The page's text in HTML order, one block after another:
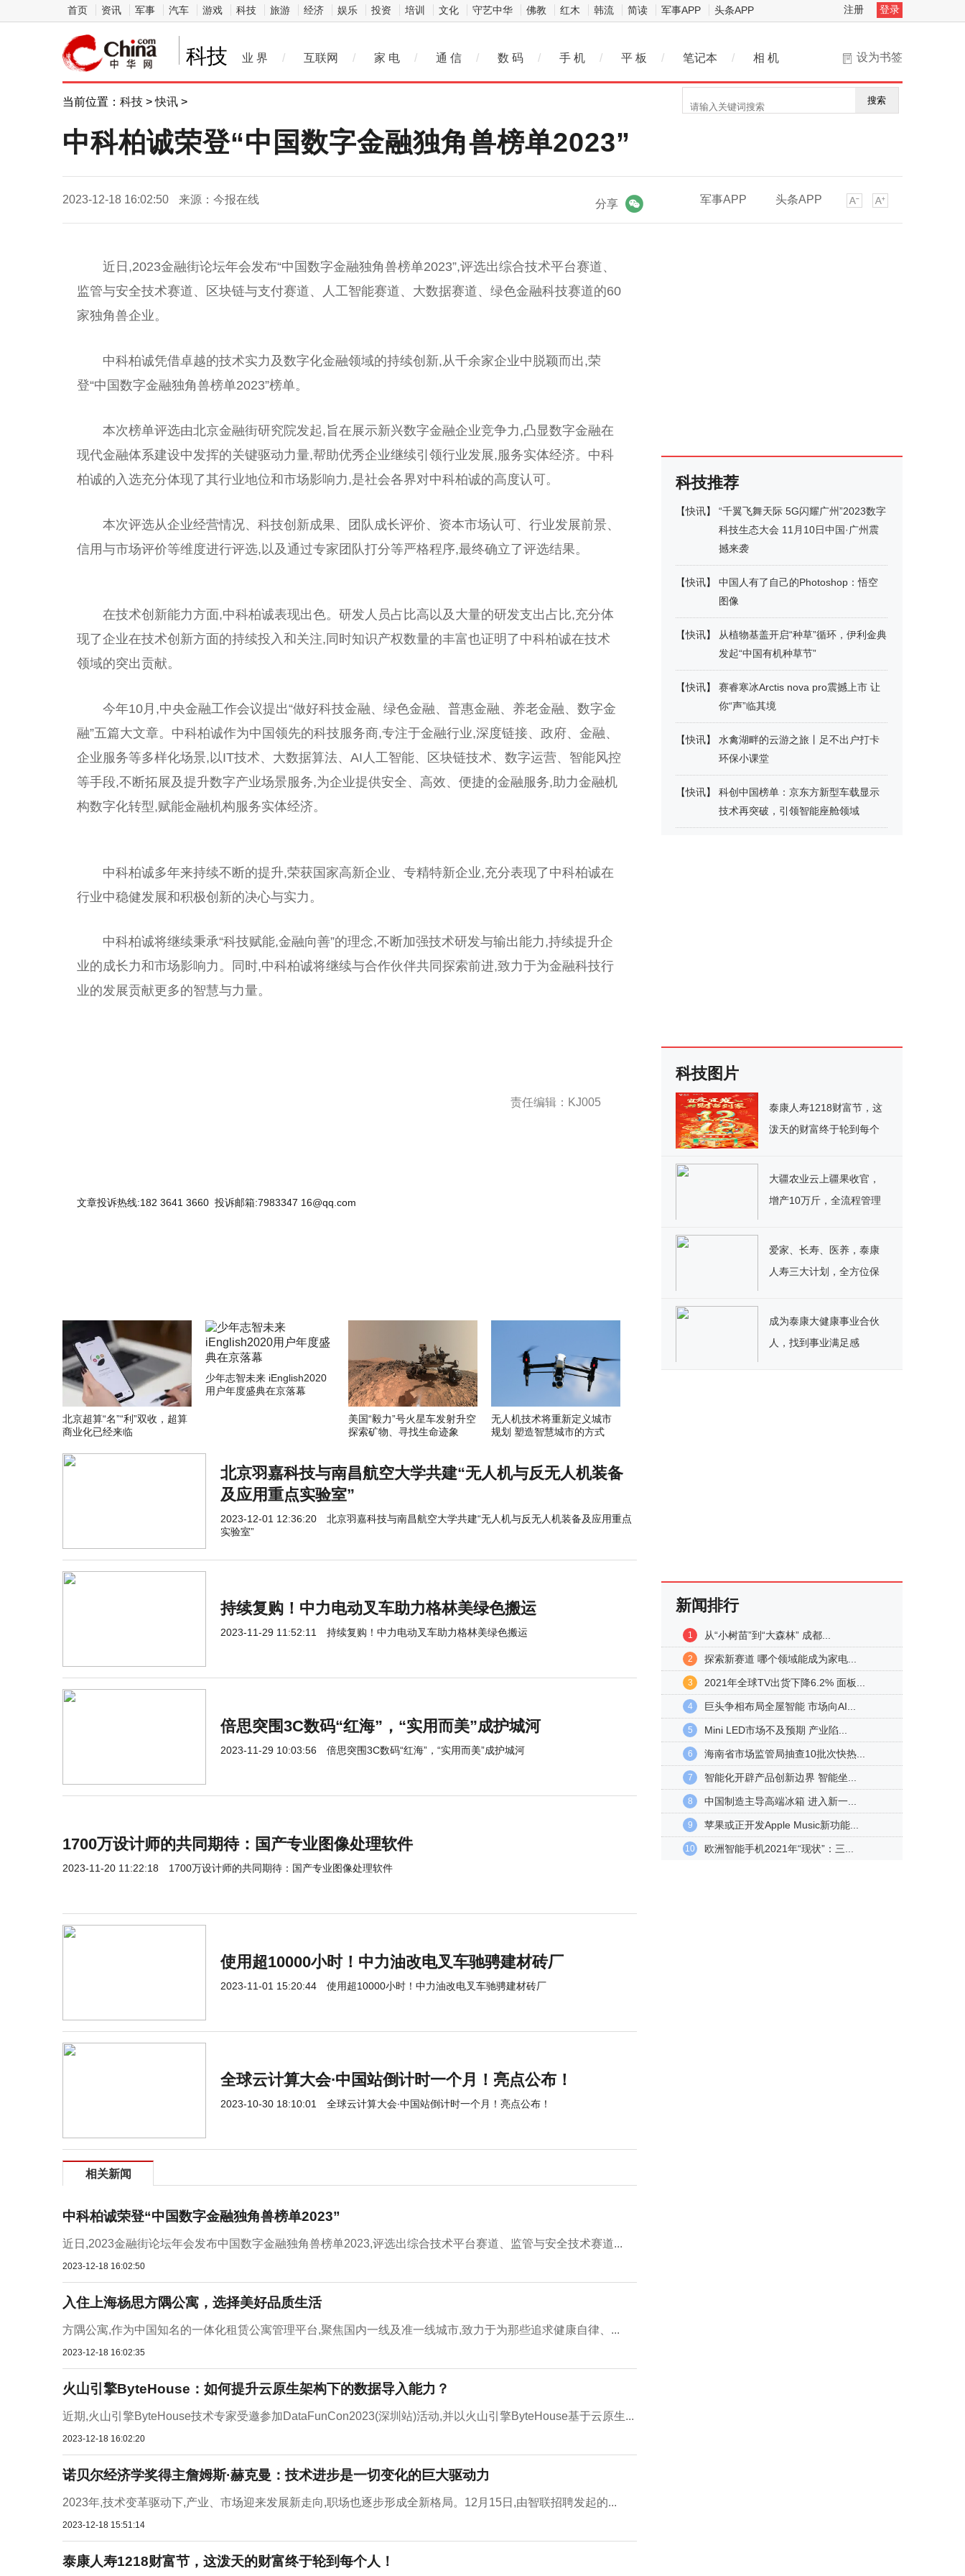
首页 资讯 军事 汽车 游戏 科技 旅游 经济 娱乐 投资 培训 文化 守艺中华 佛教 红木 韩流 简读 军事APP 头条APP 注册 登录
科技 设为书签
业 界 / 互联网 / 家 电 / 通 信 / 数 码 / 手 机 / 平 板 / 笔记本 / 相 机
当前位置： 科技 >快讯 > 搜索
中科柏诚荣登“中国数字金融独角兽榜单2023”
2023-12-18 16:02:50 来源：今报在线 军事APP 头条APP
分享
近日,2023金融街论坛年会发布“中国数字金融独角兽榜单2023”,评选出综合技术平台赛道、
监管与安全技术赛道、区块链与支付赛道、人工智能赛道、大数据赛道、绿色金融科技赛道的60
家独角兽企业。
中科柏诚凭借卓越的技术实力及数字化金融领域的持续创新,从千余家企业中脱颖而出,荣
登“中国数字金融独角兽榜单2023”榜单。
本次榜单评选由北京金融街研究院发起,旨在展示新兴数字金融企业竞争力,凸显数字金融在
现代金融体系建设中发挥的关键驱动力量,帮助优秀企业继续引领行业发展,服务实体经济。中科
柏诚的入选充分体现了其行业地位和市场影响力,是社会各界对中科柏诚的高度认可。
本次评选从企业经营情况、科技创新成果、团队成长评价、资本市场认可、行业发展前景、
信用与市场评价等维度进行评选,以及通过专家团队打分等严格程序,最终确立了评选结果。
在技术创新能力方面,中科柏诚表现出色。研发人员占比高以及大量的研发支出占比,充分体
现了企业在技术创新方面的持续投入和关注,同时知识产权数量的丰富也证明了中科柏诚在技术
领域的突出贡献。
今年10月,中央金融工作会议提出“做好科技金融、绿色金融、普惠金融、养老金融、数字金
融”五篇大文章。中科柏诚作为中国领先的科技服务商,专注于金融行业,深度链接、政府、金融、
企业服务等多样化场景,以IT技术、大数据算法、AI人工智能、区块链技术、数字运营、智能风控
等手段,不断拓展及提升数字产业场景服务,为企业提供安全、高效、便捷的金融服务,助力金融机
构数字化转型,赋能金融机构服务实体经济。
中科柏诚多年来持续不断的提升,荣获国家高新企业、专精特新企业,充分表现了中科柏诚在
行业中稳健发展和积极创新的决心与实力。
中科柏诚将继续秉承“科技赋能,金融向善”的理念,不断加强技术研发与输出能力,持续提升企
业的成长力和市场影响力。同时,中科柏诚将继续与合作伙伴共同探索前进,致力于为金融科技行
业的发展贡献更多的智慧与力量。
责任编辑：KJ005
文章投诉热线:182 3641 3660 投诉邮箱:7983347 16@qq.com
北京超算“名”“利”双收，超算
商业化已经来临
少年志智未来 iEnglish2020
用户年度盛典在京落幕
美国“毅力”号火星车发射升空
探索矿物、寻找生命迹象
无人机技术将重新定义城市
规划 塑造智慧城市的方式
北京羽嘉科技与南昌航空大学共建“无人机与反无人机装备
及应用重点实验室”
2023-12-01 12:36:20
北京羽嘉科技与南昌航空大学共建“无人机与反无人机装备及应用重点
实验室”
持续复购！中力电动叉车助力格林美绿色搬运
2023-11-29 11:52:11 持续复购！中力电动叉车助力格林美绿色搬运
倍思突围3C数码“红海”，“实用而美”成护城河
2023-11-29 10:03:56 倍思突围3C数码“红海”，“实用而美”成护城河
1700万设计师的共同期待：国产专业图像处理软件
2023-11-20 11:22:18 1700万设计师的共同期待：国产专业图像处理软件
使用超10000小时！中力油改电叉车驰骋建材砖厂
2023-11-01 15:20:44 使用超10000小时！中力油改电叉车驰骋建材砖厂
全球云计算大会∙中国站倒计时一个月！亮点公布！
2023-10-30 18:10:01 全球云计算大会∙中国站倒计时一个月！亮点公布！
相关新闻
中科柏诚荣登“中国数字金融独角兽榜单2023”
近日,2023金融街论坛年会发布中国数字金融独角兽榜单2023,评选出综合技术平台赛道、监管与安全技术赛道...
2023-12-18 16:02:50
入住上海杨思方隅公寓，选择美好品质生活
方隅公寓,作为中国知名的一体化租赁公寓管理平台,聚焦国内一线及准一线城市,致力于为那些追求健康自律、...
2023-12-18 16:02:35
火山引擎ByteHouse：如何提升云原生架构下的数据导入能力？
近期,火山引擎ByteHouse技术专家受邀参加DataFunCon2023(深圳站)活动,并以火山引擎ByteHouse基于云原生...
2023-12-18 16:02:20
诺贝尔经济学奖得主詹姆斯·赫克曼：技术进步是一切变化的巨大驱动力
2023年,技术变革驱动下,产业、市场迎来发展新走向,职场也逐步形成全新格局。12月15日,由智联招聘发起的...
2023-12-18 15:51:14
泰康人寿1218财富节，这泼天的财富终于轮到每个人！
科技推荐
【快讯】
“千翼飞舞天际 5G闪耀广州”2023数字
科技生态大会 11月10日中国·广州震
撼来袭
【快讯】
中国人有了自己的Photoshop：悟空
图像
【快讯】
从植物基盖开启“种草”循环，伊利金典
发起“中国有机种草节”
【快讯】
赛睿寒冰Arctis nova pro震撼上市 让
你“声”临其境
【快讯】
水禽湖畔的云游之旅丨足不出户打卡
环保小课堂
【快讯】
科创中国榜单：京东方新型车载显示
技术再突破，引领智能座舱领域
科技图片
泰康人寿1218财富节，这
泼天的财富终于轮到每个
大疆农业云上疆果收官，
增产10万斤，全流程管理
爱家、长寿、医养，泰康
人寿三大计划，全方位保
成为泰康大健康事业合伙
人，找到事业满足感
新闻排行
1 从“小树苗”到“大森林” 成都...
2 探索新赛道 哪个领域能成为家电...
3 2021年全球TV出货下降6.2% 面板...
4 巨头争相布局全屋智能 市场向AI...
5 Mini LED市场不及预期 产业陷...
6 海南省市场监管局抽查10批次快热...
7 智能化开辟产品创新边界 智能坐...
8 中国制造主导高端冰箱 进入新一...
9 苹果或正开发Apple Music新功能...
10 欧洲智能手机2021年“现状”：三...